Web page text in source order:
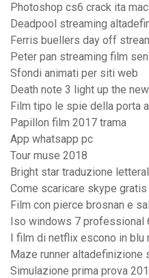
Photoshop cs6 crack ita mac
Deadpool streaming
Ferris buellers day off
Peter pan streaming film
Sfondi animati per siti web
Death note 3 light up the
Film tipo le spie della porta
Papillon film 2017 trama
App whatsapp pc
Tour muse 2018
Bright star traduzione
Come scaricare skype
Film con pierce brosnan e
Iso windows 7 professional
I film di netflix escono in blu
Maze runner altadefinizione
Simulazione prima prova